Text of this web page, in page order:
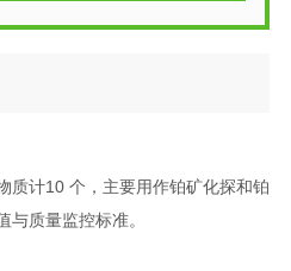
质计10 个，主要用作铂矿化探和铂
与质量监控标准。